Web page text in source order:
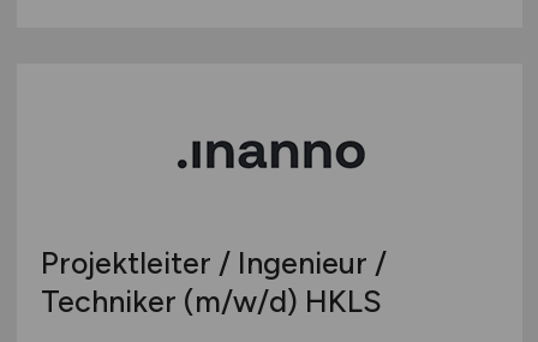
Projektleiter / Ingenieur /
Techniker (m/w/d) HKLS